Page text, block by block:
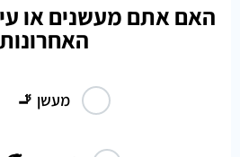
האם אתם מעשנים או
מעשן 🚬